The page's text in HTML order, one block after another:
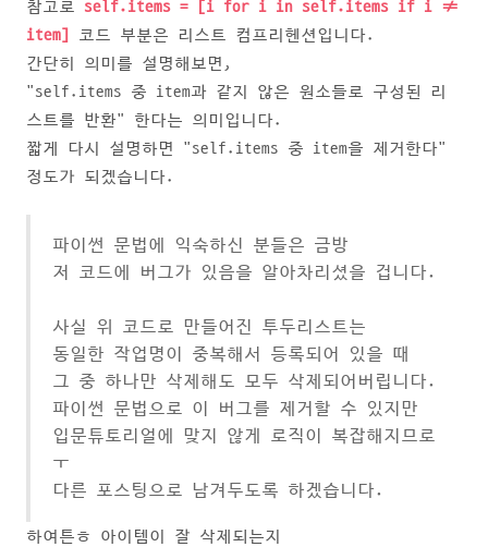
참고로 self.items = [i for i in self.items if i !=
item]
코드 부분은 리스트 컴프리헨션입니다.
간단히 의미를 설명해보면,
"self.items 중 item과 같지 않은 원소들로 구성된 리
스트를 반환" 한다는 의미입니다.
짧게 다시 설명하면 "self.items 중 item을 제거한다"
정도가 되겠습니다.
파이썬 문법에 익숙하신 분들은 금방
저 코드에 버그가 있음을 알아차리셨을 겁니다.
사실 위 코드로 만들어진 투두리스트는
동일한 작업명이 중복해서 등록되어 있을 때
그 중 하나만 삭제해도 모두 삭제되어버립니다.
파이썬 문법으로 이 버그를 제거할 수 있지만
입문튜토리얼에 맞지 않게 로직이 복잡해지므로
ㅜ
다른 포스팅으로 남겨두도록 하겠습니다.
하여튼ㅎ 아이템이 잘 삭제되는지